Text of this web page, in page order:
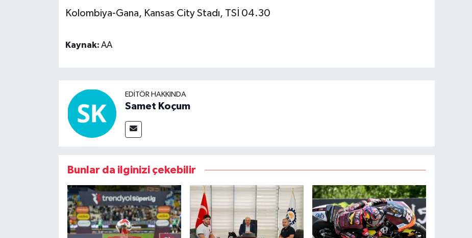
Kolombiya-Gana, Kansas City Stadı, TSİ 04.30
Kaynak: AA
EDITÖR HAKKINDA
Samet Koçum
Bunlar da ilginizi çekebilir